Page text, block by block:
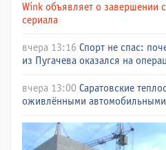
Wink объявляет о завершении
сериала
вчера 13:16 Спорт не спас:
из Пугачева оказался на
вчера 13:00 Саратовские
оживлёнными